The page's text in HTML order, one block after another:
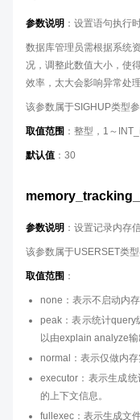
参数说明 ：设置语句执行
数据库管理员需根据系统
况，调整此数值大小，使
效率，太大会影响异常处
该参数属于SIGHUP类型
取值范围 ：整型，1～
默认值 ：30
参数说明 ：设置记录内存
该参数属于USERSET类
取值范围 ：
none：表示不启动内存
peak：表示统计query
以由explain analyze输
normal：表示仅做内存
executor：表示生成
的上下文信息。
fullexec：表示生成文